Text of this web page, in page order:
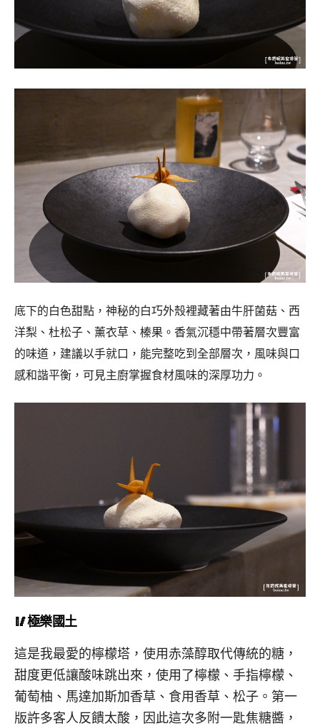
底下的白色甜點，神秘的白巧外殼裡藏著由牛肝菌菇、西
洋梨、杜松子、薰衣草、榛果。香氣沉穩中帶著層次豐富
的味道，建議以手就口，能完整吃到全部層次，風味與口
感和諧平衡，可見主廚掌握食材風味的深厚功力。
🥢極樂國土
這是我最愛的檸檬塔，使用赤藻醇取代傳統的糖，
甜度更低讓酸味跳出來，使用了檸檬、手指檸檬、
葡萄柚、馬達加斯加香草、食用香草、松子。第一
版許多客人反饋太酸，因此這次多附一匙焦糖醬，